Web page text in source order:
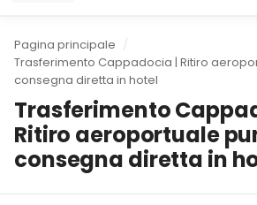
Pagina principale
Trasferimento Cappadocia | Ritiro
consegna diretta in hotel
Trasferimento
Ritiro aeroportuale
consegna diretta in